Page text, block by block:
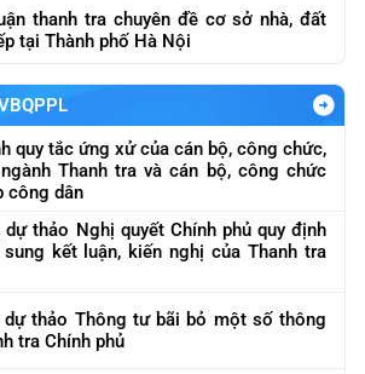
thanh tra chuyên đề cơ sở nhà, đất
tại Thành phố Hà Nội
quy tắc ứng xử của cán bộ, công chức,
Thanh tra và cán bộ, công chức
công dân
thảo Nghị quyết Chính phủ quy định
kết luận, kiến nghị của Thanh tra
dự thảo Thông tư bãi bỏ một số thông
tra Chính phủ